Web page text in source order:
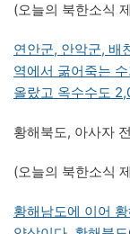
(오늘의 북한소식
연안군, 안악군, 배
역에서 굶어죽는
올랐고 옥수수도
황해북도, 아사자
(오늘의 북한소식
황해남도에 이어